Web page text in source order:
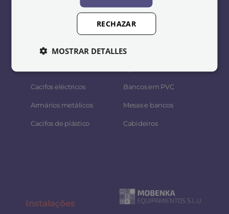
Cacifos em melamina
Cacifos eléctricos
Armários metálicos
Cacifos de plástico
Bancos de melamina
Bancos em fenólicos e
Bancos em PVC
Mesas e bancos
Cabideiros
Instalações
RECHAZAR
MOSTRAR DETALLES